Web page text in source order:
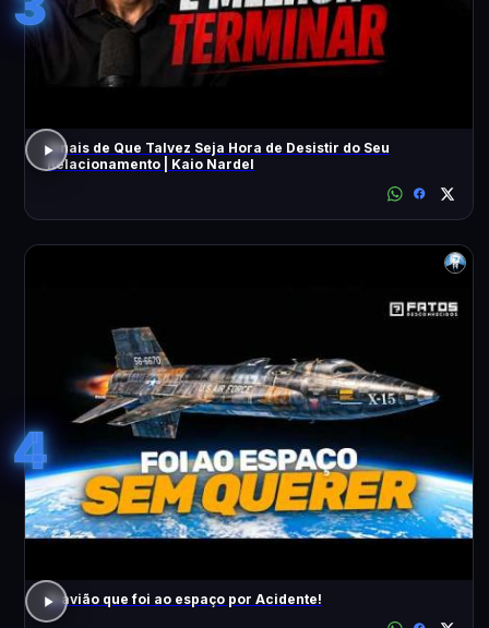
Sinais de Que Talvez Seja Hora de Desistir do Seu
Relacionamento | Kaio Nardel
4
O avião que foi ao espaço por Acidente!